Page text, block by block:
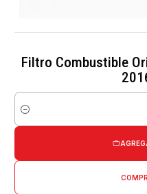
Filtro Combustible
Cantidad